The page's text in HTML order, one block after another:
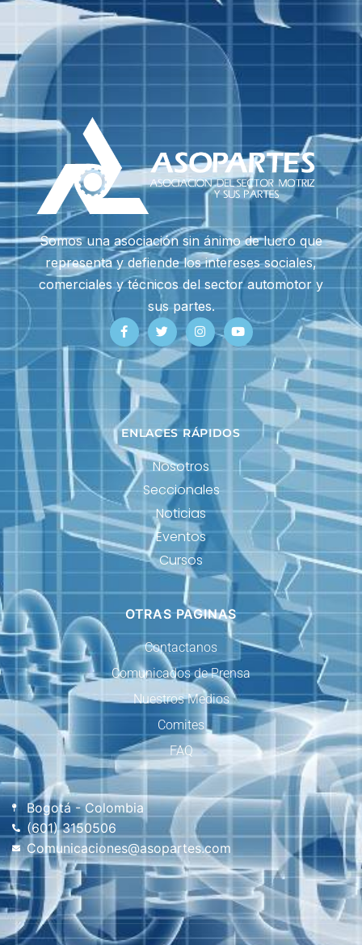
Somos una asociación sin ánimo de lucro que
representa y defiende los intereses sociales,
comerciales y técnicos del sector automotor y
sus partes.
ENLACES RÁPIDOS
Nosotros
Seccionales
Noticias
Eventos
Cursos
OTRAS PAGINAS
Contactanos
Comunicados de Prensa
Nuestros Medios
Comites
FAQ
Bogotá - Colombia
(601) 3150506
Comunicaciones@asopartes.com